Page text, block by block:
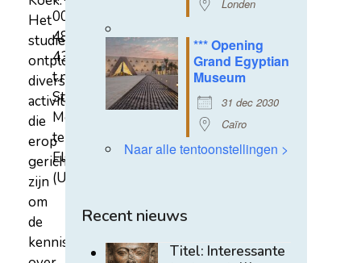
Londen
*** Opening
Grand Egyptian
Museum
31 dec 2030
Caïro
Naar alle tentoonstellingen >
Recent nieuws
Titel: Interessante
Het
studiecentrum
ontplooit
diverse
activiteiten
die
erop
gericht
zijn
om
de
kennis
0007
4852
43
t.n.v.
Stichting
Mehen
te
Elst
(U)